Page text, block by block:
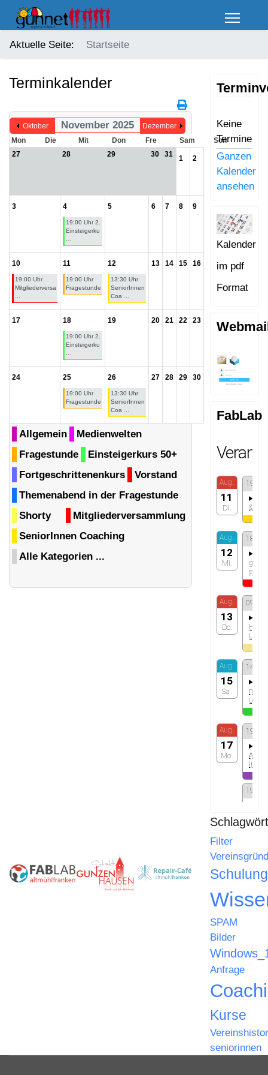
Aktuelle Seite: Startseite
Terminkalender
Oktober November 2025
Dezember
Mon
Die Mit Don Fre Sam
Son
27
28 29 30 31 1 2
3 4
19:00 Uhr 2.
Einsteigerku
5 6 7 8 9
10
19:00 Uhr
Mitgliederversa
11
19:00 Uhr
Fragestunde
12
13:30 Uhr
SeniorInnen
Coa ...
13 14 15 16
17 18
19:00 Uhr 2.
Einsteigerku
19 20 21 22 23
24 25
19:00 Uhr
Fragestunde
26
13:30 Uhr
SeniorInnen
Coa ...
27 28 29 30
Allgemein
Medienwelten
Fragestunde
Einsteigerkurs 50+
Fortgeschrittenenkurs
Vorstand
Themenabend in der Fragestunde
Shorty
Mitgliederversammlung
SeniorInnen Coaching
Alle Kategorien ...
Keine
Termine
Ganzen
Kalender
ansehen
Kalender
im pdf
Format
FabLab
Filter
Schulung
SPAM
Bilder
Anfrage
Kurse
seniorinnen